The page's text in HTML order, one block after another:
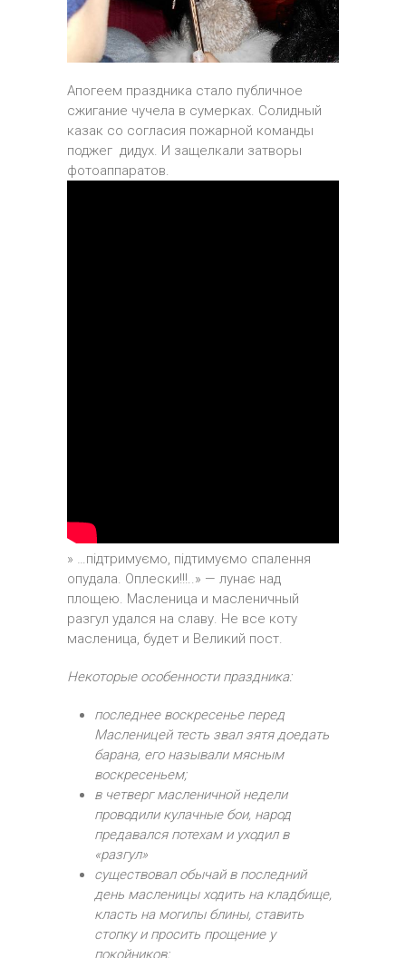
Апогеем праздника стало публичное
сжигание чучела в сумерках. Солидный
казак со согласия пожарной команды
поджег дидух. И защелкали затворы
фотоаппаратов.
» …підтримуємо, підтимуємо спалення
опудала. Оплески!!!..» — лунає над
площею. Масленица и масленичный
разгул удался на славу. Не все коту
масленица, будет и Великий пост.
Некоторые особенности праздника:
последнее воскресенье перед
Масленицей тесть звал зятя доедать
барана, его называли мясным
воскресеньем;
в четверг масленичной недели
проводили кулачные бои, народ
предавался потехам и уходил в
«разгул»
существовал обычай в последний
день масленицы ходить на кладбище,
класть на могилы блины, ставить
стопку и просить прощение у
покойников;